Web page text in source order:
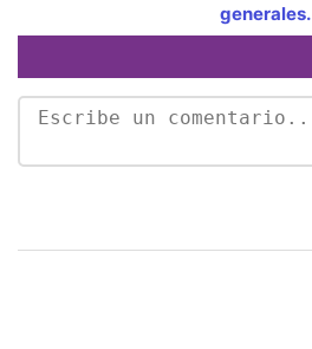
generales.